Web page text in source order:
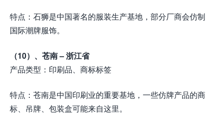
特点：石狮是中国著名的服装生产基地，部分厂商会仿制
国际潮牌服饰。
（10）、苍南 – 浙江省
产品类型：印刷品、商标标签
特点：苍南是中国印刷业的重要基地，一些仿牌产品的商
标、吊牌、包装盒可能来自这里。